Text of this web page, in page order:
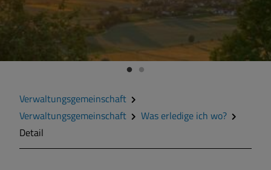
Verwaltungsgemeinschaft
Verwaltungsgemeinschaft
Was erledige ich wo?
Detail